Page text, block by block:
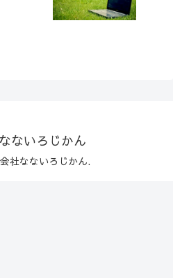
ないろじかん
社なないろじかん.